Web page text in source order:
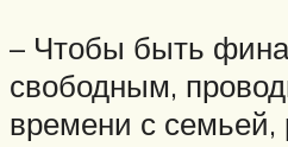
– Чтобы быть
свободным,
времени с семьей,